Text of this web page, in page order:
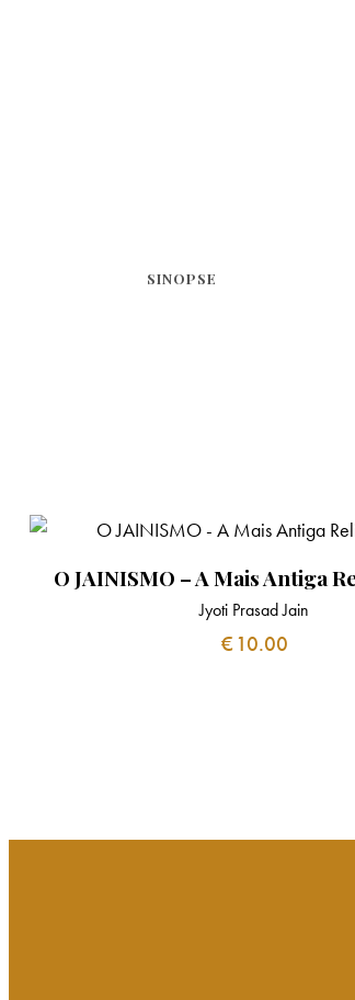
SINOPSE
O JAINISMO – A Mais Antiga
Jyoti Prasad Jain
€10.00